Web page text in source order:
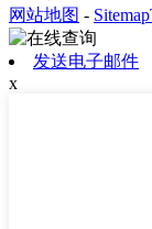
网站地图 -
发送电子邮件
x